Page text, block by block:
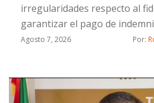
irregularidades respecto al
garantizar el pago de
fallecimiento a los
Agosto 7, 2026 Por: